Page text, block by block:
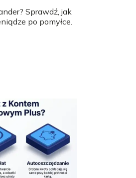
Sprawdź, jak
po pomyłce.